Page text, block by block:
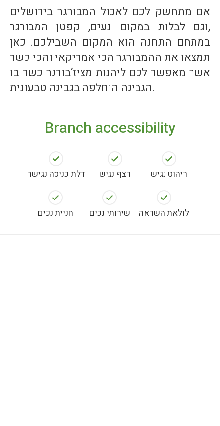
אם מתחשק לכם לאכול המבורגר בירושלים
,וגם לבלות במקום נעים, קפטן המבורגר
במתחם התחנה הוא המקום השבילכם. כאן
תמצאו את ההמבורגר הכי אמריקאי והכי כשר
אשר מאפשר לכם ליהנות מציז‘בורגר כשר בו
הגבינה הוחלפה בגבינה טבעונית.
Branch accessibility
דלת כניסה נגישה רצף נגיש ריהוט נגיש
חניית נכים שירותי נכים לולאת השראה